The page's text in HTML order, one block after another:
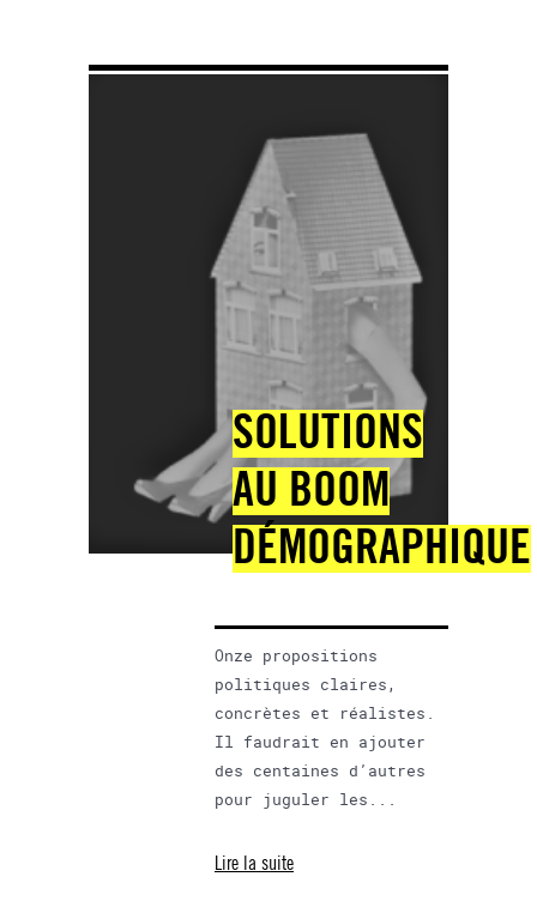
SOLUTIONS
AU BOOM
DÉMOGRAPHIQUE
Onze propositions
politiques claires,
concrètes et réalistes.
Il faudrait en ajouter
des centaines d’autres
pour juguler les...
Lire la suite